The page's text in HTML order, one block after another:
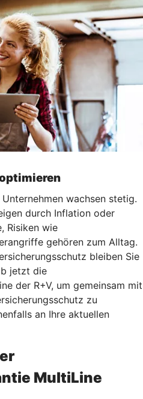
wachsen stetig.
durch Inflation oder
Risiken wie
gehören zum Alltag.
bleiben Sie
jetzt die
der R+V, um gemeinsam mit
zu
an Ihre aktuellen
MultiLine